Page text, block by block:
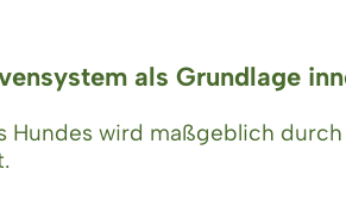
als Grundlage
Hundes wird maßgeblich